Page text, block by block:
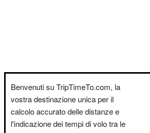
Benvenuti su TripTimeTo.com, la
vostra destinazione unica per il
calcolo accurato delle distanze e
l'indicazione dei tempi di volo tra le